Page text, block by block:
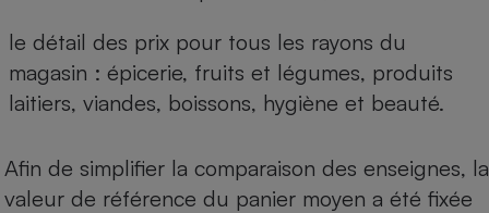
le détail des prix pour tous les rayons du
magasin : épicerie, fruits et légumes, produits
laitiers, viandes, boissons, hygiène et beauté.
Afin de simplifier la comparaison des enseignes, la
valeur de référence du panier moyen a été fixée